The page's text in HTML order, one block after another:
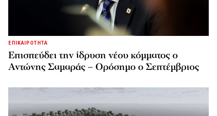
ΕΠΙΚΑΙΡΟΤΗΤΑ
Επισπεύδει την ίδρυση νέου κόμματος o
Αντώνης Σαμαράς – Ορόσημο ο Σεπτέμβριος